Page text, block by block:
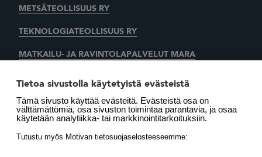
METSÄTEOLLISUUS RY
TEKNOLOGIATEOLLISUUS RY
MATKAILU- JA RAVINTOLAPALVELUT MARA
SUOMEN LÄMMITYSTIETO OY
LÄMMITYSENERGIA YHDISTYS RY MOTIVA OY
Tietoa sivustolla käytetyistä evästeistä
Tämä sivusto käyttää evästeitä. Evästeistä osa on
välttämättömiä, osa sivuston toimintaa parantavia, ja osaa
käytetään analytiikka- tai markkinointitarkoituksiin.
Tutustu myös Motivan tietosuojaselosteeseemme: